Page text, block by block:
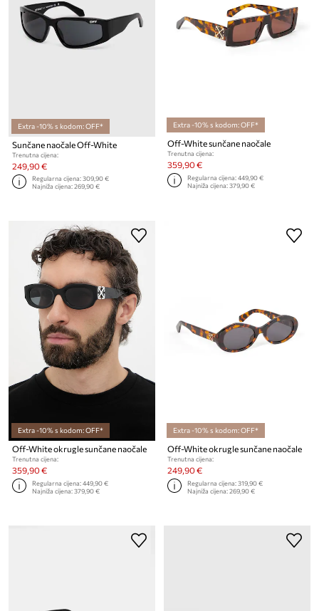
Extra -10% s kodom: OFF*
Sunčane naočale Off-White
Trenutna cijena:
249,90 €
Regularna cijena:309,90 €
Najniža cijena:269,90 €
Extra -10% s kodom: OFF*
Off-White sunčane naočale
Trenutna cijena:
359,90 €
Regularna cijena:449,90 €
Najniža cijena:379,90 €
Extra -10% s kodom: OFF*
Off-White okrugle sunčane naočale
Trenutna cijena:
359,90 €
Regularna cijena:449,90 €
Najniža cijena:379,90 €
Extra -10% s kodom: OFF*
Off-White okrugle sunčane naočale
Trenutna cijena:
249,90 €
Regularna cijena:319,90 €
Najniža cijena:269,90 €